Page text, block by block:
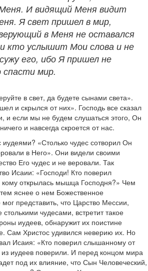
И видящий Меня видит
Я свет пришел в мир,
в Меня не оставался
кто услышит Мои слова и не
его, ибо Я пришел не
спасти мир.
в свет, да будете сынами света».
и скрылся от них». Господь все сказал
и если мы не будем слушаться этого, Он
и навсегда скроется от нас.
иудеями? «Столько чудес сотворил Он
в Него». Они видели своими
Его чудес и не веровали. Так
Исаии: «Господи! Кто поверил
открылась мышца Господня?» Чем
яснее о нем Божественное
представить, что Царство Мессии,
столькими чудесами, встретит такое
иудеев, обнаружит их поистине
Сам Христос удивился неверию их. Но
Исаия: «Кто поверил слышанному от
иудеев поверили. И перед концом мира
под их влияние, что Сын Человеческий,